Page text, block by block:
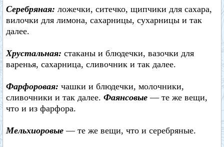
Серебряная: ложечки, ситечко, щипчики для сахара,
вилочки для лимона, сахарницы, сухарницы и так
далее.
Хрустальная: стаканы и блюдечки, вазочки для
варенья, сахарница, сливочник и так далее.
Фарфоровая: чашки и блюдечки, молочники,
сливочники и так далее. Фаянсовые — те же вещи,
что и из фарфора.
Мельхиоровые — те же вещи, что и серебряные.